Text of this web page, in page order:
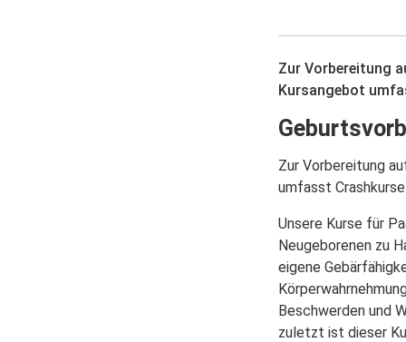
Zur Vorbereitung
Kursangebot
Zur Vorbereitung
umfasst
Unsere Kurse für
Neugeborenen zu
eigene
Beschwerden und
zuletzt ist dieser